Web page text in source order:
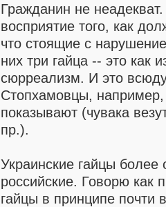
Гражданин не
восприятие того, как
что стоящие с
них три гайца -- это как
сюрреализм. И это
Стопхамовцы,
показывают (чувака
пр.).
Украинские гайцы
российские. Говорю как
гайцы в принципе почти